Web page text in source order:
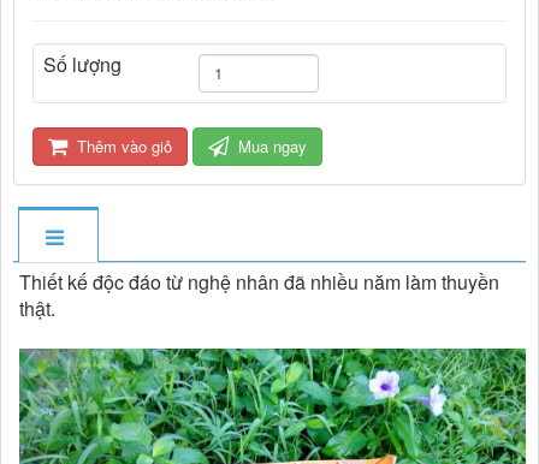
Số lượng
Thêm vào giỏ Mua ngay
Thiết kế độc đáo từ nghệ nhân đã nhiều năm làm thuyền
thật.